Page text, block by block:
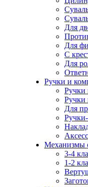
Для
Для
С
Для
Ручки и
Ручки
Ручки
Для
Механизмы
3-4
1-2